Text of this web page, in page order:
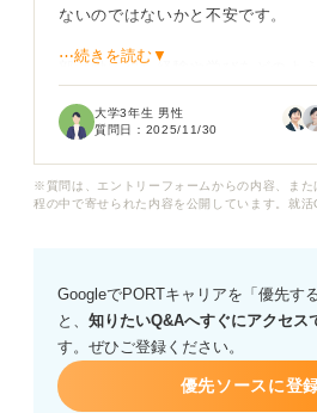
ないのではないかと不安です。
部活動で得た経験や学びをどのよ
ただきたいです。
⋯続きを読む▼
大学3年生 男性
質問日： 2025/11/30
※質問は、エントリーフォームからの内容、また
程の中で寄せられた内容を公開しています。就活
GoogleでPORTキャリアを「優先す
と、 知りたいQ&Aへすぐにアクセス
す。ぜひご登録ください。
優先ソースに登